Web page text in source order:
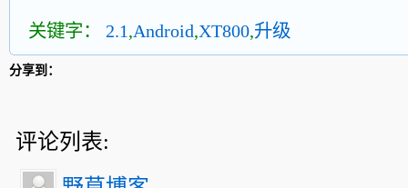
关键字： 2.1,Android,XT800,升级
分享到：
评论列表: